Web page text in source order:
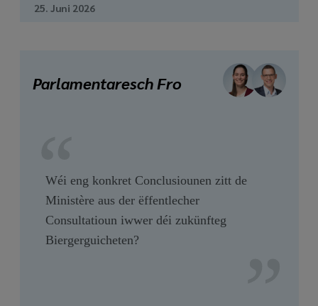
25. Juni 2026
Parlamentaresch Fro
Wéi eng konkret Conclusiounen zitt de
Ministère aus der ëffentlecher
Consultatioun iwwer déi zukünfteg
Biergerguicheten?